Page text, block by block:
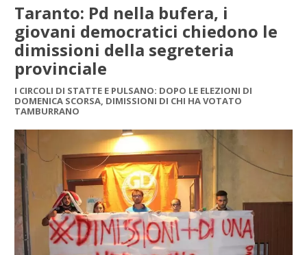
Taranto: Pd nella bufera, i
giovani democratici chiedono le
dimissioni della segreteria
provinciale
I CIRCOLI DI STATTE E PULSANO: DOPO LE ELEZIONI DI
DOMENICA SCORSA, DIMISSIONI DI CHI HA VOTATO
TAMBURRANO